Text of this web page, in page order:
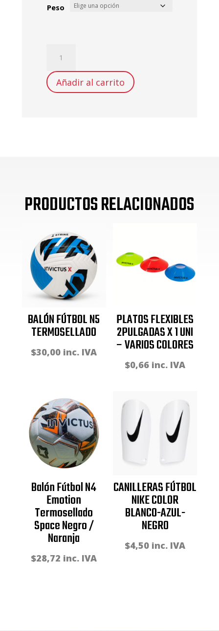
Peso
BOXEO
CUERO
SINTETICO
ONZ
cantidad
Añadir al carrito
PRODUCTOS RELACIONADOS
BALÓN FÚTBOL N5
TERMOSELLADO
$30,00 inc. IVA
PLATOS FLEXIBLES
2PULGADAS X 1 UNI
– VARIOS COLORES
$0,66 inc. IVA
Balón Fútbol N4
Emotion
Termosellado
Space Negro /
Naranja
$28,72 inc. IVA
CANILLERAS FÚTBOL
NIKE COLOR
BLANCO-AZUL-
NEGRO
$4,50 inc. IVA